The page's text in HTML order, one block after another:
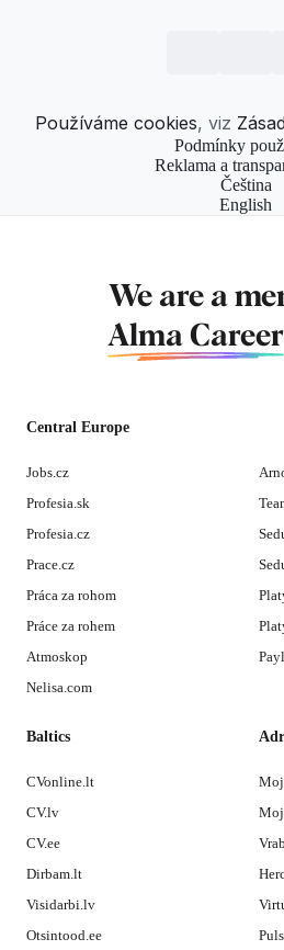
Používáme cookies, viz
Podmínky
Reklama a
Čeština
English
We are a
Alma Career
Central Europe
Jobs.cz
Profesia.sk
Profesia.cz
Prace.cz
Práca za rohom
Práce za rohem
Atmoskop
Nelisa.com
Baltics
CVonline.lt
CV.lv
CV.ee
Dirbam.lt
Visidarbi.lv
Otsintood.ee